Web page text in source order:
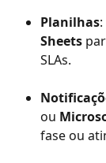
Planilhas
Sheets
SLAs.
ou
fase ou